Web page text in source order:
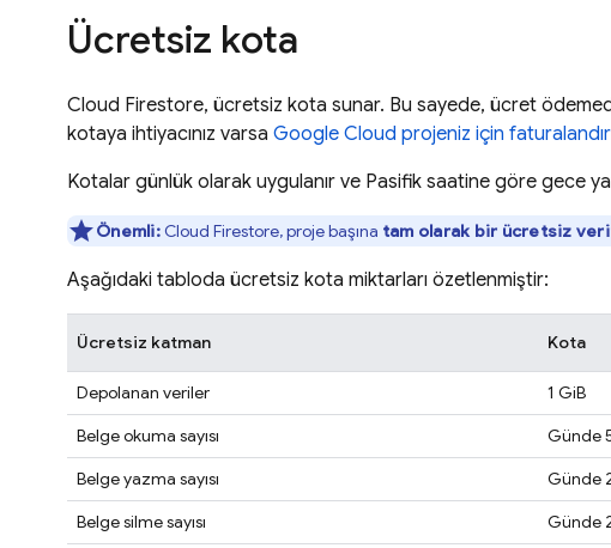
Ücretsiz kota
Cloud Firestore, ücretsiz kota sunar. Bu sayede, ücret
kotaya ihtiyacınız varsa Google Cloud projeniz için
Kotalar günlük olarak uygulanır ve Pasifik saatine göre gece
Önemli: Cloud Firestore, proje başına tam olarak bir ücretsiz
Aşağıdaki tabloda ücretsiz kota miktarları özetlenmiştir:
Ücretsiz katman Kota
Depolanan veriler
1 GiB
Belge okuma sayısı
Günde
Belge yazma sayısı
Günde
Belge silme sayısı
Günde